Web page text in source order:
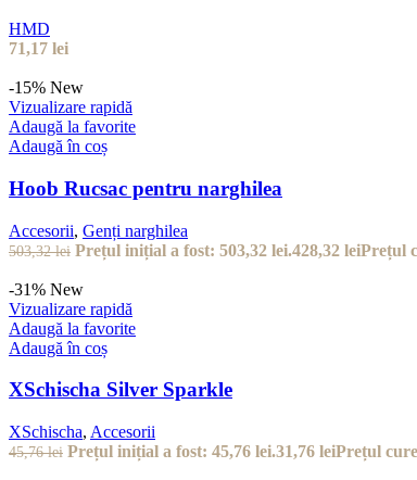
HMD
71,17 lei
-15% New
Vizualizare rapidă
Adaugă la favorite
Adaugă în coș
Hoob Rucsac pentru narghilea
Accesorii, Genți narghilea
503,32lei Prețul inițial a fost: 503,32 lei.428,32 leiPrețul
-31% New
Vizualizare rapidă
Adaugă la favorite
Adaugă în coș
XSchischa Silver Sparkle
XSchischa, Accesorii
45,76lei Prețul inițial a fost: 45,76 lei.31,76 leiPrețul